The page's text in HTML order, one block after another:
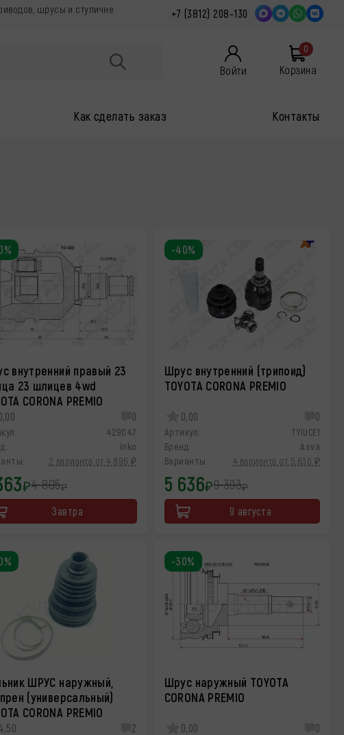
шрусы и ступичне +7 (3812) 208-130
Войти
0
Корзина
Как сделать заказ Контакты
внутренний правый 23
23 шлицев 4wd
CORONA PREMIO
0
429047
Inko
2 варианта от 4 896 ₽
₽4 805₽
Завтра
Шрус внутренний (трипоид)
TOYOTA CORONA PREMIO
0,00 0
Артикул:
TYIUCE1
Бренд:
Asva
Варианты:
4 варианта от 5 636 ₽
5 636₽9 393₽
9 августа
-40%
ШРУС наружный,
(универсальный)
CORONA PREMIO
2
Шрус наружный TOYOTA
CORONA PREMIO
0,00 0
-30%